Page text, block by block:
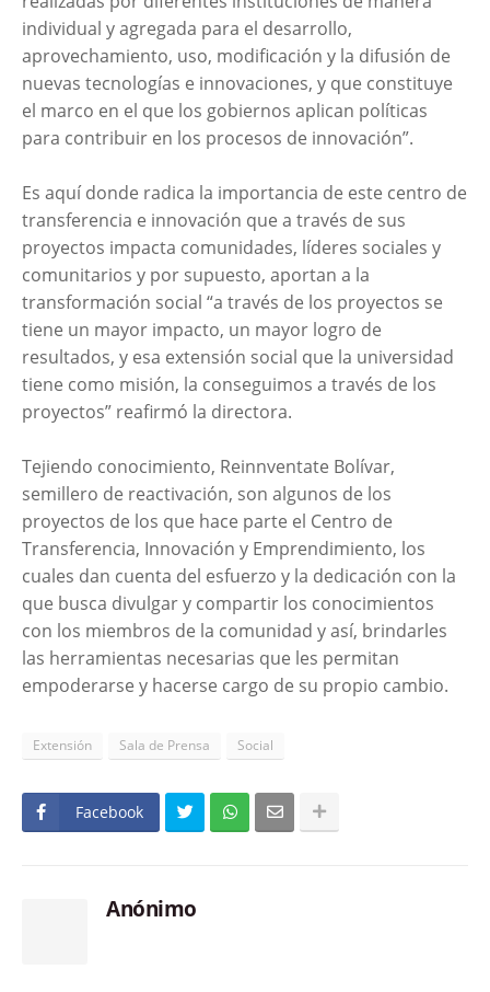
individual y agregada para el desarrollo,
aprovechamiento, uso, modificación y la difusión de
nuevas tecnologías e innovaciones, y que constituye
el marco en el que los gobiernos aplican políticas
para contribuir en los procesos de innovación”.
Es aquí donde radica la importancia de este centro de
transferencia e innovación que a través de sus
proyectos impacta comunidades, líderes sociales y
comunitarios y por supuesto, aportan a la
transformación social “a través de los proyectos se
tiene un mayor impacto, un mayor logro de
resultados, y esa extensión social que la universidad
tiene como misión, la conseguimos a través de los
proyectos” reafirmó la directora.
Tejiendo conocimiento, Reinnventate Bolívar,
semillero de reactivación, son algunos de los
proyectos de los que hace parte el Centro de
Transferencia, Innovación y Emprendimiento, los
cuales dan cuenta del esfuerzo y la dedicación con la
que busca divulgar y compartir los conocimientos
con los miembros de la comunidad y así, brindarles
las herramientas necesarias que les permitan
empoderarse y hacerse cargo de su propio cambio.
Extensión Sala de Prensa Social
Facebook
Anónimo